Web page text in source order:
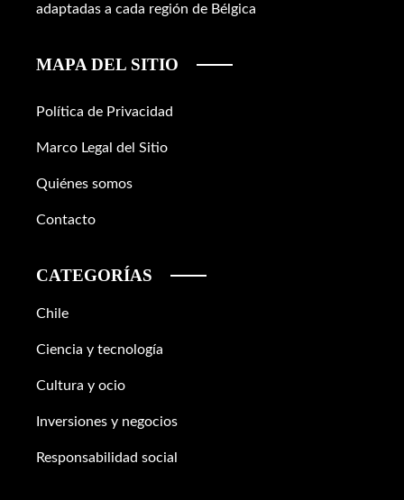
adaptadas a cada región de Bélgica
MAPA DEL SITIO
Política de Privacidad
Marco Legal del Sitio
Quiénes somos
Contacto
CATEGORÍAS
Chile
Ciencia y tecnología
Cultura y ocio
Inversiones y negocios
Responsabilidad social